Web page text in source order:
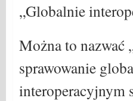
„Globalnie
Można to nazwać
sprawowanie
interoperacyjnym